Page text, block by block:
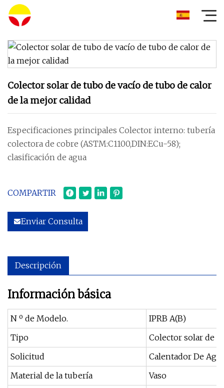
Colector solar de tubo de vacío de tubo de calor
de la mejor calidad
Especificaciones principales Colector interno: tubería
colectora de cobre (ASTM:C1100,DIN:ECu-58);
clasificación de agua
COMPARTIR
Enviar Consulta
Descripción
Información básica
N º de Modelo.
IPRB A(B)
Tipo
Colector solar de
Solicitud
Calentador De
Material de la tubería
Vaso